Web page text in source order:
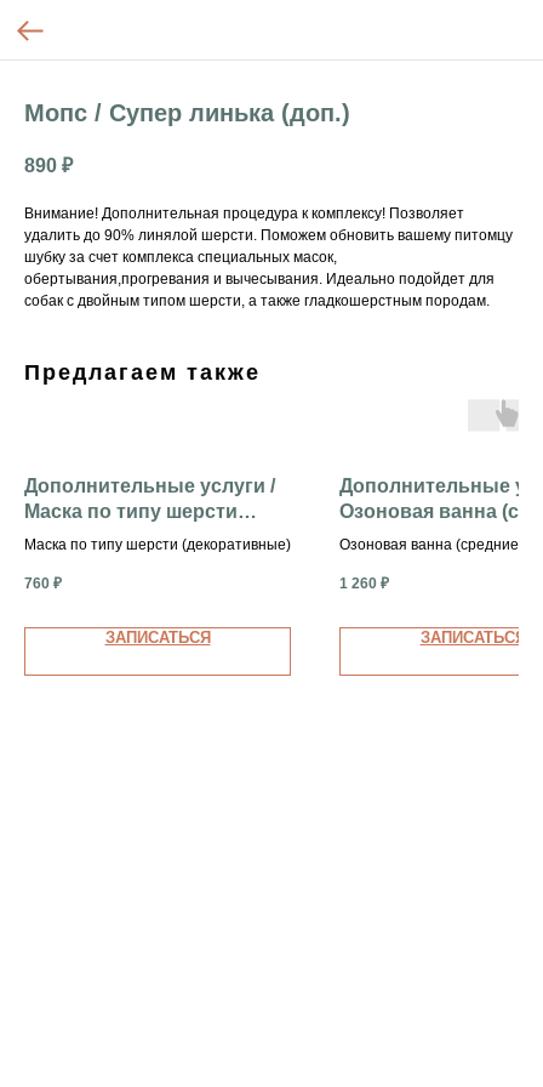
Мопс / Супер линька (доп.)
890 ₽
Внимание! Дополнительная процедура к комплексу! Позволяет
удалить до 90% линялой шерсти. Поможем обновить вашему питомцу
шубку за счет комплекса специальных масок,
обертывания,прогревания и вычесывания. Идеально подойдет для
собак с двойным типом шерсти, а также гладкошерстным породам.
Предлагаем также
Дополнительные услуги /
Маска по типу шерсти
(декоративные)
Маска по типу шерсти (декоративные)
760 ₽
ЗАПИСАТЬСЯ
Дополнительные
Озоновая ванна
Озоновая ванна (средние)
1 260 ₽
ЗАПИСАТЬСЯ